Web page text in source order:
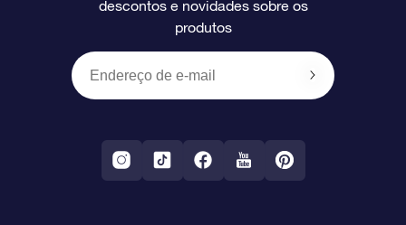
Presentes corporativos
Um Milhão de Estrelas
OSR Starsaver
Aplicativo RV Fly me to the stars
Política de devolução
Constelações
descontos e novidades sobre os
produtos